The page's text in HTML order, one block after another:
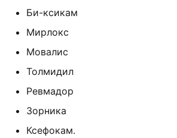
Би-ксикам
Мирлокс
Мовалис
Толмидил
Ревмадор
Зорника
Ксефокам.